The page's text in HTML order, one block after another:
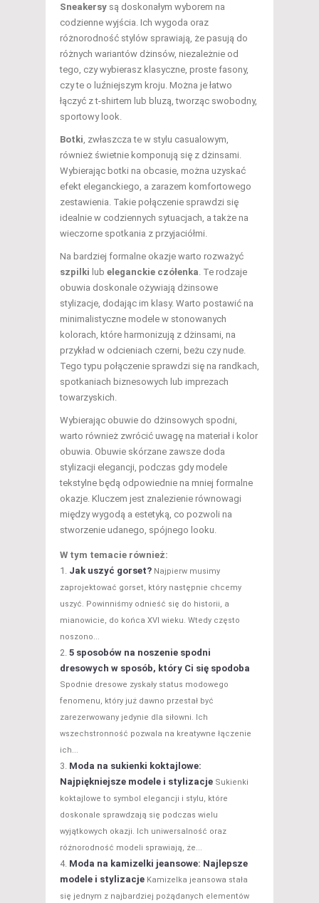
Sneakersy są doskonałym wyborem na
codzienne wyjścia. Ich wygoda oraz
różnorodność stylów sprawiają, że pasują do
różnych wariantów dżinsów, niezależnie od
tego, czy wybierasz klasyczne, proste fasony,
czy te o luźniejszym kroju. Można je łatwo
łączyć z t-shirtem lub bluzą, tworząc swobodny,
sportowy look.
Botki , zwłaszcza te w stylu casualowym,
również świetnie komponują się z dżinsami.
Wybierając botki na obcasie, można uzyskać
efekt eleganckiego, a zarazem komfortowego
zestawienia. Takie połączenie sprawdzi się
idealnie w codziennych sytuacjach, a także na
wieczorne spotkania z przyjaciółmi.
Na bardziej formalne okazje warto rozważyć
szpilki lub eleganckie czółenka . Te rodzaje
obuwia doskonale ożywiają dżinsowe
stylizacje, dodając im klasy. Warto postawić na
minimalistyczne modele w stonowanych
kolorach, które harmonizują z dżinsami, na
przykład w odcieniach czerni, beżu czy nude.
Tego typu połączenie sprawdzi się na randkach,
spotkaniach biznesowych lub imprezach
towarzyskich.
Wybierając obuwie do dżinsowych spodni,
warto również zwrócić uwagę na materiał i kolor
obuwia. Obuwie skórzane zawsze doda
stylizacji elegancji, podczas gdy modele
tekstylne będą odpowiednie na mniej formalne
okazje. Kluczem jest znalezienie równowagi
między wygodą a estetyką, co pozwoli na
stworzenie udanego, spójnego looku.
W tym temacie również:
Jak uszyć gorset? Najpierw musimy
zaprojektować gorset, który następnie chcemy
uszyć. Powinniśmy odnieść się do historii, a
mianowicie, do końca XVI wieku. Wtedy często
noszono...
5 sposobów na noszenie spodni
dresowych w sposób, który Ci się spodoba
Spodnie dresowe zyskały status modowego
fenomenu, który już dawno przestał być
zarezerwowany jedynie dla siłowni. Ich
wszechstronność pozwala na kreatywne łączenie
ich...
Moda na sukienki koktajlowe:
Najpiękniejsze modele i stylizacje Sukienki
koktajlowe to symbol elegancji i stylu, które
doskonale sprawdzają się podczas wielu
wyjątkowych okazji. Ich uniwersalność oraz
różnorodność modeli sprawiają, że...
Moda na kamizelki jeansowe: Najlepsze
modele i stylizacje Kamizelka jeansowa stała
się jednym z najbardziej pożądanych elementów